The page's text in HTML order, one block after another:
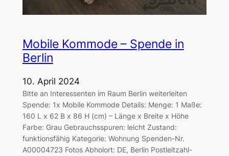
Mobile Kommode – Spende in
Berlin
10. April 2024
Bitte an Interessenten im Raum Berlin weiterleiten
Spende: 1x Mobile Kommode Details: Menge: 1 Maße:
160 L x 62 B x 86 H (cm) – Länge x Breite x Höhe
Farbe: Grau Gebrauchsspuren: leicht Zustand:
funktionsfähig Kategorie: Wohnung Spenden-Nr.
A00004723 Fotos Abholort: DE, Berlin Postleitzahl-